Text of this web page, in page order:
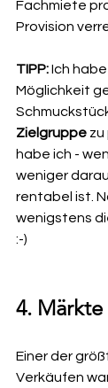
Fachmiete
Provision
TIPP: Ich
Möglichkeit
Zielgruppe zu
habe ich -
weniger
rentabel ist.
wenigstens
:-)
4. Märkte
Einer der
Verkäufen